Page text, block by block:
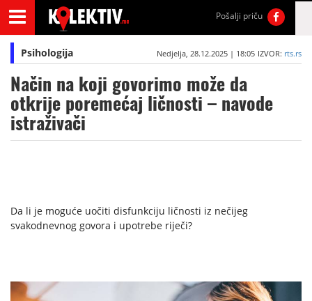
Pošalji priču
Psihologija Nedjelja, 28.12.2025 | 18:05 IZVOR: rts.rs
Način na koji govorimo može da
otkrije poremećaj ličnosti – navode
istraživači
Da li je moguće uočiti disfunkciju ličnosti iz nečijeg
svakodnevnog govora i upotrebe riječi?